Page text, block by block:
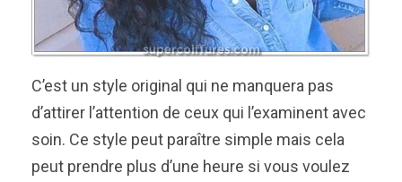
C’est un style original qui ne manquera pas
d’attirer l’attention de ceux qui l’examinent avec
soin. Ce style peut paraître simple mais cela
peut prendre plus d’une heure si vous voulez